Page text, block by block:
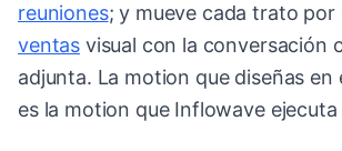
reuniones; y mueve cada trato por
ventas visual con la conversación
adjunta. La motion que diseñas en
es la motion que Inflowave